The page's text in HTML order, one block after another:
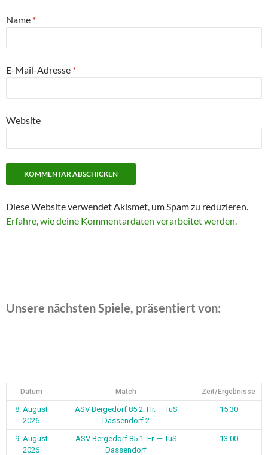
Name *
E-Mail-Adresse *
Website
Diese Website verwendet Akismet, um Spam zu reduzieren.
Erfahre, wie deine Kommentardaten verarbeitet werden.
Unsere nächsten Spiele, präsentiert von:
Datum Match Zeit/Ergebnisse
8. August
2026
ASV Bergedorf 85 2. Hr. — TuS
Dassendorf 2
15:30
9. August
2026
ASV Bergedorf 85 1. Fr. — TuS
Dassendorf
13:00